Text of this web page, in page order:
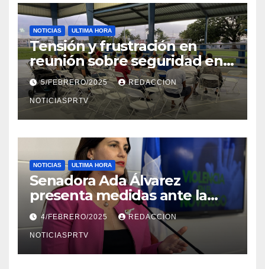
NOTICIAS ULTIMA HORA
Tensión y frustración en
reunión sobre seguridad en
Reparto Metropolitano
5/FEBRERO/2025 REDACCION
NOTICIASPRTV
NOTICIAS ULTIMA HORA
Senadora Ada Álvarez
presenta medidas ante la
violencia en el noviazgo
4/FEBRERO/2025 REDACCION
NOTICIASPRTV